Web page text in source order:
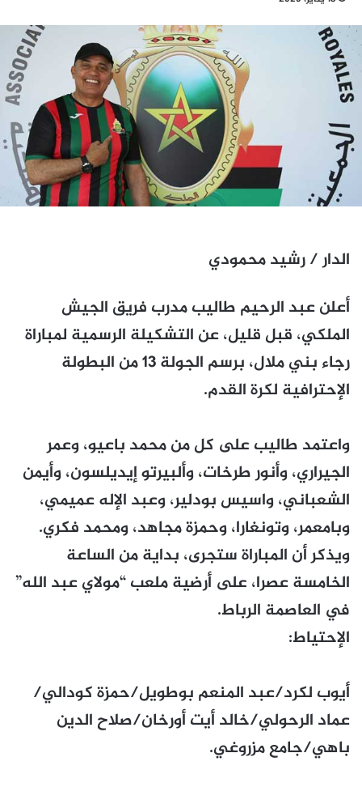
الدار / رشيد محمودي
أعلن عبد الرحيم طاليب مدرب فريق الجيش
الملكي، قبل قليل، عن التشكيلة الرسمية لمباراة
رجاء بني ملال، برسم الجولة 13 من البطولة
الإحترافية لكرة القدم.
واعتمد طاليب على كل من محمد باعيو، وعمر
الجيراري، وأنور طرخات، وألبيرتو إيديلسون، وأيمن
الشعباني، واسيس بودلير، وعبد الإله عميمي،
وبامعمر، وتونغارا، وحمزة مجاهد، ومحمد فكري.
ويذكر أن المباراة ستجرى، بداية من الساعة
الخامسة عصرا، على أرضية ملعب “مولاي عبد الله”
في العاصمة الرباط.
الإحتياط:
أيوب لكرد/عبد المنعم بوطويل/حمزة كودالي/
عماد الرحولي/خالد أيت أورخان/صلاح الدين
باهي/جامع مزروغي.